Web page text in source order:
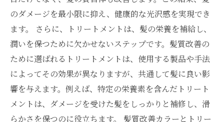
のダメージを最小限に抑え、健康的な光沢感を実現でき
ます。 さらに、トリートメントは、髪の栄養を補給し、
潤いを保つために欠かせないステップです。髪質改善の
ために選ばれるトリートメントは、使用する製品や手法
によってその効果が異なりますが、共通して髪に良い影
響を与えます。例えば、特定の栄養素を含んだトリート
メントは、ダメージを受けた髪をしっかりと補修し、滑
らかさを保つのに役立ちます。 髪質改善カラーとトリー